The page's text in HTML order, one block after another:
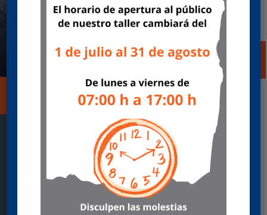
ENVIAR
Accesos directos
GAMA FORD
SERVICIOS